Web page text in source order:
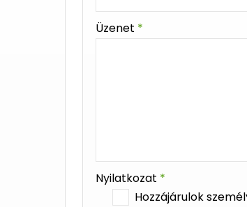
-
Üzenet *
Nyilatkozat *
Hozzájárulok